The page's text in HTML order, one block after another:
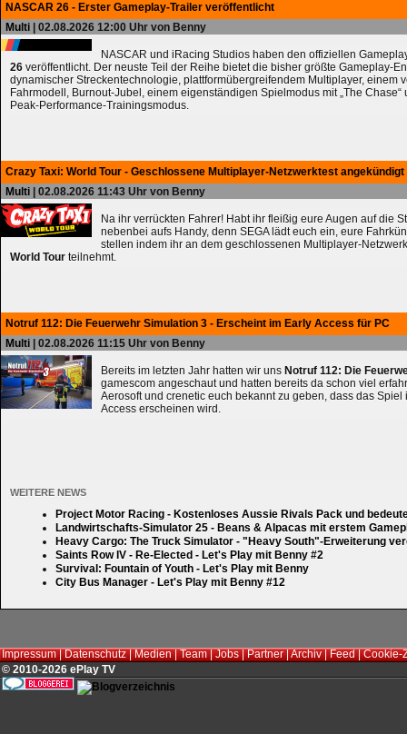
NASCAR 26 - Erster Gameplay-Trailer veröffentlicht
Multi | 02.08.2026 12:00 Uhr von Benny
NASCAR und iRacing Studios haben den offiziellen
26 veröffentlicht. Der neuste Teil der Reihe bietet die bisher größte Gameplay-
dynamischer Streckentechnologie, plattformübergreifendem Multiplayer, einem
Fahrmodell, Burnout-Jubel, einem eigenständigen Spielmodus mit „The
Peak-Performance-Trainingsmodus.
Crazy Taxi: World Tour - Geschlossene Multiplayer-Netzwerktest angekündigt
Multi | 02.08.2026 11:43 Uhr von Benny
Na ihr verrückten Fahrer! Habt ihr fleißig eure Augen auf die
nebenbei aufs Handy, denn SEGA lädt euch ein, eure
stellen indem ihr an dem geschlossenen Multiplayer-
World Tour teilnehmt.
Notruf 112: Die Feuerwehr Simulation 3 - Erscheint im Early Access für PC
Multi | 02.08.2026 11:15 Uhr von Benny
Bereits im letzten Jahr hatten wir uns Notruf 112: Die
gamescom angeschaut und hatten bereits da schon viel
Aerosoft und crenetic euch bekannt zu geben, dass das Spiel
Access erscheinen wird.
WEITERE NEWS
Project Motor Racing - Kostenloses Aussie Rivals Pack und
Landwirtschafts-Simulator 25 - Beans & Alpacas mit erstem
Heavy Cargo: The Truck Simulator - "Heavy South"-Erweiterung
Saints Row IV - Re-Elected - Let's Play mit Benny #2
Survival: Fountain of Youth - Let's Play mit Benny
City Bus Manager - Let's Play mit Benny #12
Impressum|Datenschutz|Medien|Team|Jobs|Partner|Archiv|Feed|Cookie-
© 2010-2026 ePlay TV